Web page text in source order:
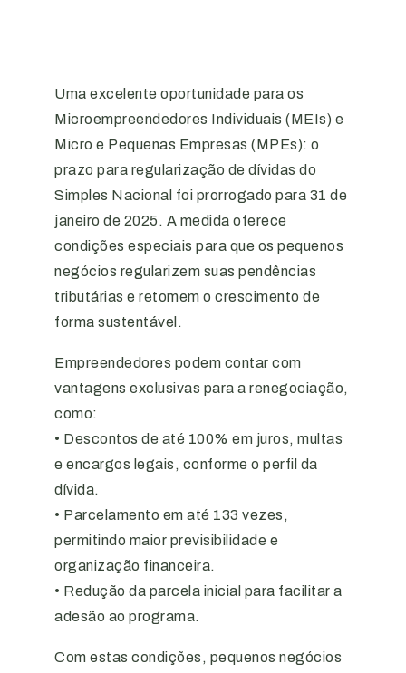
Uma excelente oportunidade para os
Microempreendedores Individuais (MEIs) e
Micro e Pequenas Empresas (MPEs): o
prazo para regularização de dívidas do
Simples Nacional foi prorrogado para 31 de
janeiro de 2025. A medida oferece
condições especiais para que os pequenos
negócios regularizem suas pendências
tributárias e retomem o crescimento de
forma sustentável.
Empreendedores podem contar com
vantagens exclusivas para a renegociação,
como:
• Descontos de até 100% em juros, multas
e encargos legais, conforme o perfil da
dívida.
• Parcelamento em até 133 vezes,
permitindo maior previsibilidade e
organização financeira.
• Redução da parcela inicial para facilitar a
adesão ao programa.
Com estas condições, pequenos negócios